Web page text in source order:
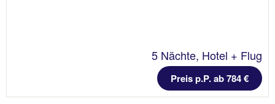
5 Nächte, Hotel + Flug
Preis p.P. ab 784 €